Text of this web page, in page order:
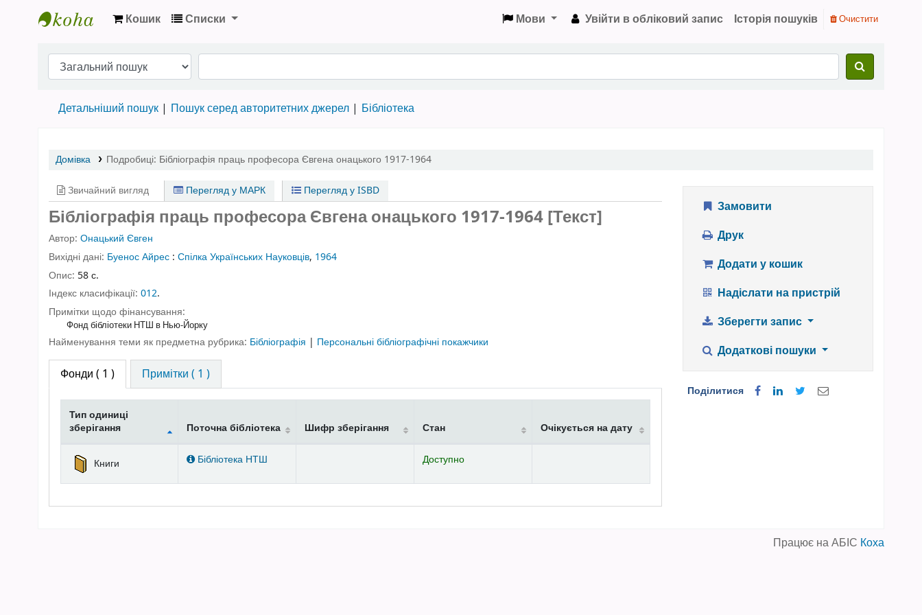
Кошик Списки Мови Увійти в обліковий запис Історія пошуків Очистити
Детальніший пошук Пошук серед авторитетних джерел Бібліотека
Домівка Подробиці: Бібліографія праць професора Євгена онацького 1917-1964
Звичайний вигляд Перегляд у МАРК Перегляд у ISBD
Бібліографія праць професора Євгена онацького 1917-1964 [Текст]
Автор: Онацький Євген
Вихідні дані: Буенос Айрес : Спілка Українських Науковців, 1964
Опис: 58 с.
Індекс класифікації: 012.
Примітки щодо фінансування:
Фонд бібліотеки НТШ в Нью-Йорку
Найменування теми як предметна рубрика: Бібліографія | Персональні бібліографічні покажчики
Фонди ( 1 ) Примітки ( 1 )
Фонди
Тип одиниці
зберігання
Поточна бібліотека Шифр зберігання Стан Очікується на дату
Книги Бібліотека НТШ Доступно
Замовити
Друк
Додати у кошик
Надіслати на пристрій
Зберегти запис
Додаткові пошуки
Поділитися
Працює на АБІС Коха